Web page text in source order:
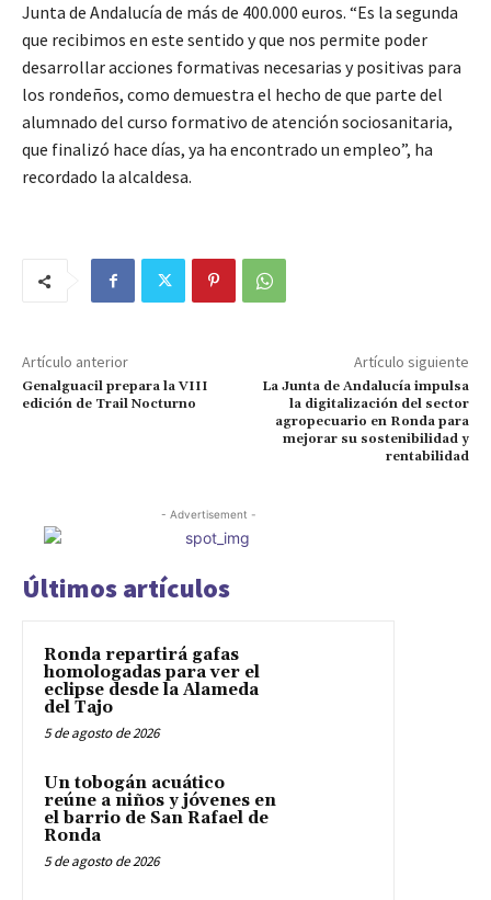
Junta de Andalucía de más de 400.000 euros. “Es la segunda
que recibimos en este sentido y que nos permite poder
desarrollar acciones formativas necesarias y positivas para
los rondeños, como demuestra el hecho de que parte del
alumnado del curso formativo de atención sociosanitaria,
que finalizó hace días, ya ha encontrado un empleo”, ha
recordado la alcaldesa.
Artículo anterior
Genalguacil prepara la VIII
edición de Trail Nocturno
Artículo siguiente
La Junta de Andalucía impulsa
la digitalización del sector
agropecuario en Ronda para
mejorar su sostenibilidad y
rentabilidad
- Advertisement -
Últimos artículos
Ronda repartirá gafas
homologadas para ver el
eclipse desde la Alameda
del Tajo
5 de agosto de 2026
Un tobogán acuático
reúne a niños y jóvenes en
el barrio de San Rafael de
Ronda
5 de agosto de 2026